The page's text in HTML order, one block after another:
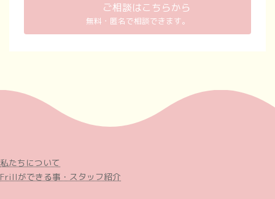
ご相談はこちらから
無料・匿名で相談できます。
私たちについて
Frillができる事・スタッフ紹介